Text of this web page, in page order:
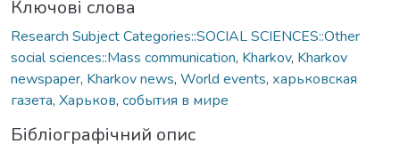
Ключові слова
Research Subject Categories::SOCIAL SCIENCES::Other
social sciences::Mass communication, Kharkov, Kharkov
newspaper, Kharkov news, World events, харьковская
газета, Харьков, события в мире
Бібліографічний опис